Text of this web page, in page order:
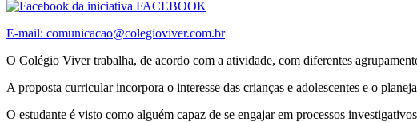
FACEBOOK
E-mail: comunicacao@colegioviver.com.br
O Colégio Viver trabalha, de acordo com a atividade, com diferentes
A proposta curricular incorpora o interesse das crianças e adolescentes e o
O estudante é visto como alguém capaz de se engajar em processos